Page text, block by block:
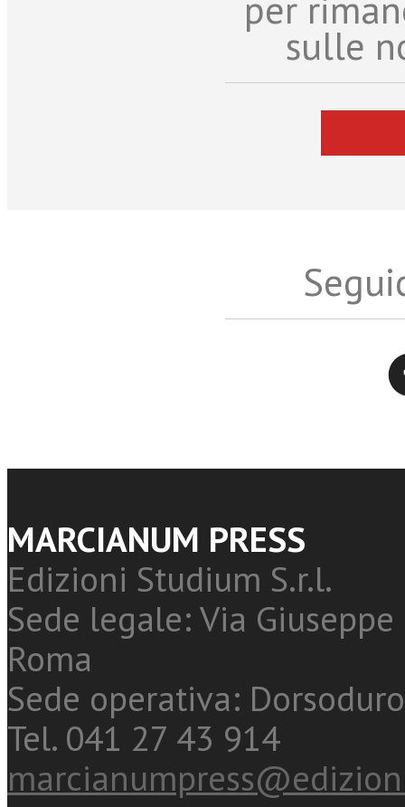
sulle
MARCIANUM PRESS
Edizioni Studium S.r.l.
Sede legale: Via
Roma
Sede operativa:
Tel. 041 27 43 914